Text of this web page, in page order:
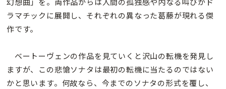
ラマチックに展開し、それぞれの異なった葛藤が現れる傑
作です。
ベートーヴェンの作品を見ていくと沢山の転機を発見し
ますが、この悲愴ソナタは最初の転機に当たるのではない
かと思います。何故なら、今までのソナタの形式を覆し、